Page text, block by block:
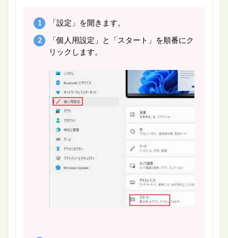
「設定」を開きます。
「個人用設定」と「スタート」を順番にク
リックします。